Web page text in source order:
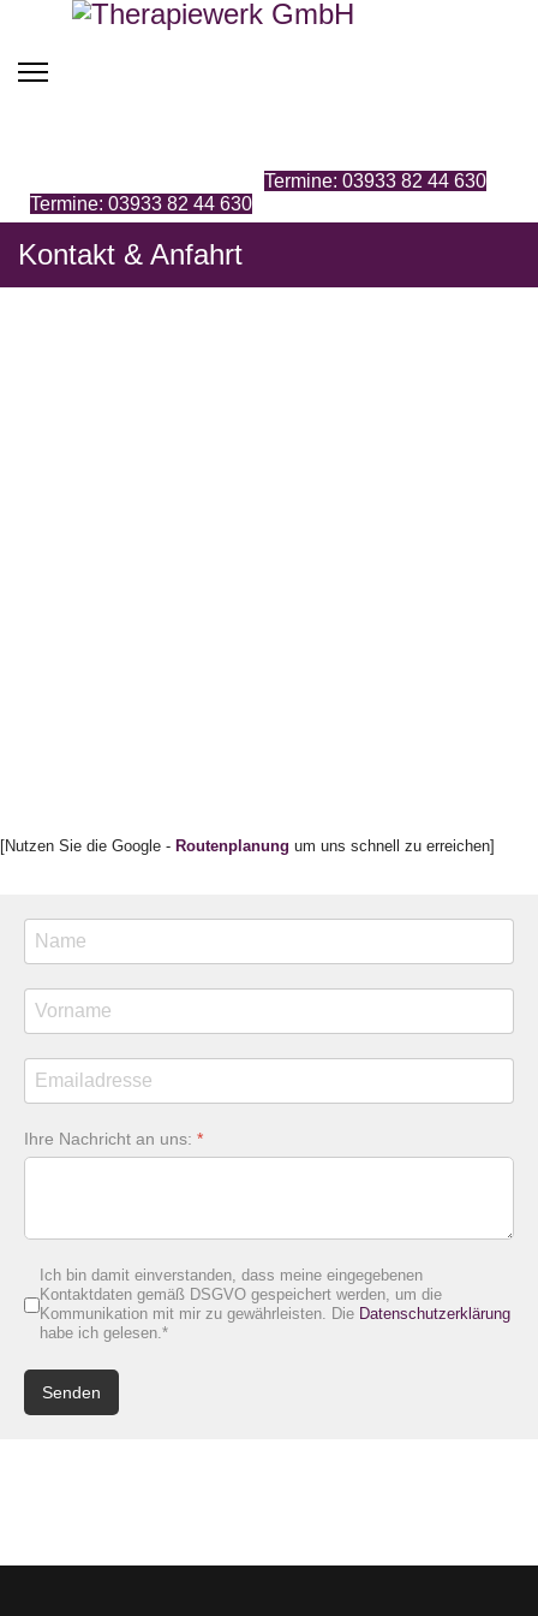
Termine: 03933 82 44 630
Termine: 03933 82 44 630
Kontakt & Anfahrt
[Nutzen Sie die Google - Routenplanung um uns schnell zu erreichen]
Ihre Nachricht an uns: *
Ich bin damit einverstanden, dass meine eingegebenen
Kontaktdaten gemäß DSGVO gespeichert werden, um die
Kommunikation mit mir zu gewährleisten. Die Datenschutzerklärung
habe ich gelesen.*
Senden